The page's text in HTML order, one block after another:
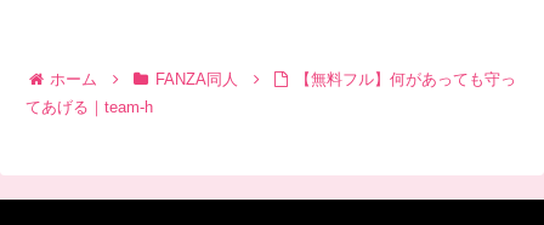
ホーム FANZA同人
【無料フル】何があっても守っ
てあげる｜team-h